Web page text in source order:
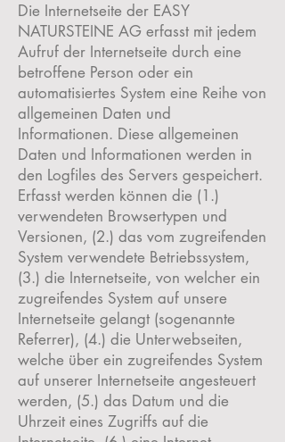
Die Internetseite der EASY
NATURSTEINE AG erfasst mit jedem
Aufruf der Internetseite durch eine
betroffene Person oder ein
automatisiertes System eine Reihe von
allgemeinen Daten und
Informationen. Diese allgemeinen
Daten und Informationen werden in
den Logfiles des Servers gespeichert.
Erfasst werden können die (1.)
verwendeten Browsertypen und
Versionen, (2.) das vom zugreifenden
System verwendete Betriebssystem,
(3.) die Internetseite, von welcher ein
zugreifendes System auf unsere
Internetseite gelangt (sogenannte
Referrer), (4.) die Unterwebseiten,
welche über ein zugreifendes System
auf unserer Internetseite angesteuert
werden, (5.) das Datum und die
Uhrzeit eines Zugriffs auf die